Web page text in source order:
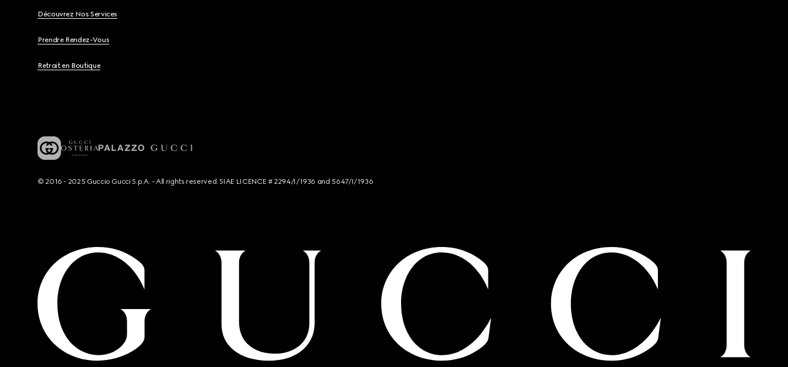
Découvrez Nos Services
Prendre Rendez-Vous
Retrait en Boutique
© 2016 - 2025 Guccio Gucci S.p.A. - All rights reserved. SIAE LICENCE # 2294/I/1936 and 5647/I/1936